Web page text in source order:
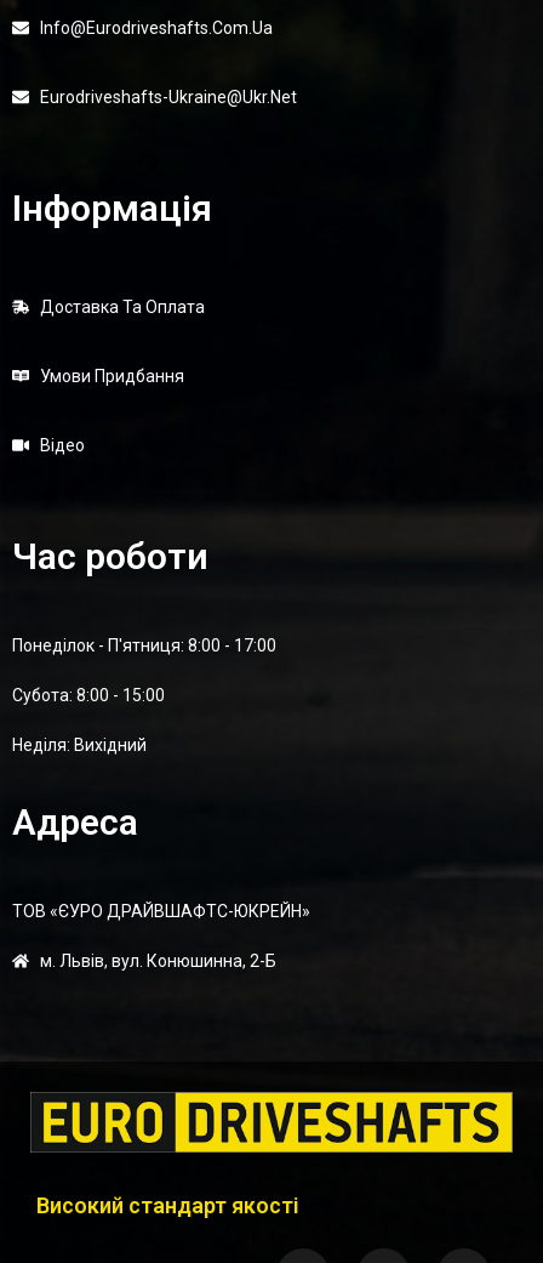
Info@eurodriveshafts.com.ua
Eurodriveshafts-Ukraine@ukr.net
Інформація
Доставка Та Оплата
Умови Придбання
Відео
Час роботи
Понеділок - П'ятниця: 8:00 - 17:00
Суботa: 8:00 - 15:00
Неділя: Вихідний
Адреса
ТОВ «ЄУРО ДРАЙВШАФТC-ЮКРЕЙН»
м. Львів, вул. Конюшинна, 2-Б
Високий стандарт якості